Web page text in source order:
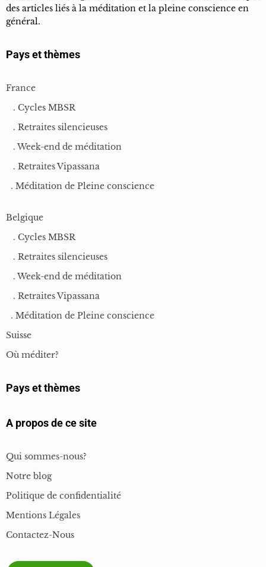
des articles liés à la méditation et la pleine conscience en
général.
Pays et thèmes
France
. Cycles MBSR
. Retraites silencieuses
. Week-end de méditation
. Retraites Vipassana
. Méditation de Pleine conscience
Belgique
. Cycles MBSR
. Retraites silencieuses
. Week-end de méditation
. Retraites Vipassana
. Méditation de Pleine conscience
Suisse
Où méditer?
Pays et thèmes
A propos de ce site
Qui sommes-nous?
Notre blog
Politique de confidentialité
Mentions Légales
Contactez-Nous